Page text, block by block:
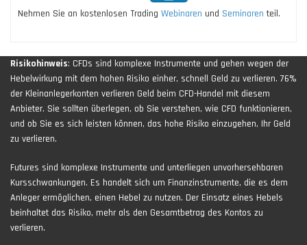
Nehmen Sie an kostenlosen Trading Webinaren und Seminaren teil.
Risikohinweis: CFDs sind komplexe Instrumente und gehen wegen der
Hebelwirkung mit dem hohen Risiko einher, schnell Geld zu verlieren. 76%
der Kleinanlegerkonten verlieren Geld beim CFD-Handel mit diesem
Anbieter. Sie sollten überlegen, ob Sie verstehen, wie CFD funktionieren,
und ob Sie es sich leisten können, das hohe Risiko einzugehen, Ihr Geld
zu verlieren.
Futures sind komplexe Instrumente und unterliegen unvorhersehbaren
Kursschwankungen. Es handelt sich um Finanzinstrumente, die es dem
Anleger ermöglichen, einen Hebel zu nutzen. Der Einsatz eines Hebels
beinhaltet das Risiko, mehr als den Gesamtbetrag des Kontos zu
verlieren.